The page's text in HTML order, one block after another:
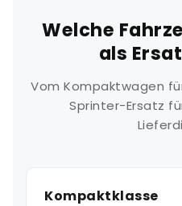
Welche
als
Vom Kompaktwagen
Sprinter-Ersatz
Kompaktklasse